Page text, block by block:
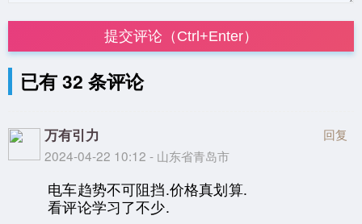
提交评论（Ctrl+Enter）
已有 32 条评论
万有引力
2024-04-22 10:12 - 山东省青岛市
回复
电车趋势不可阻挡.价格真划算.
看评论学习了不少.